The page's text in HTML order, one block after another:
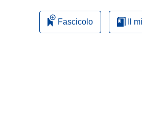
Fascicolo Il